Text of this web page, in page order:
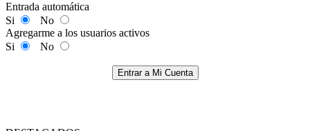
Entrada automática
Si
No
Agregarme a los usuarios activos
Si
No
Entrar a Mi Cuenta